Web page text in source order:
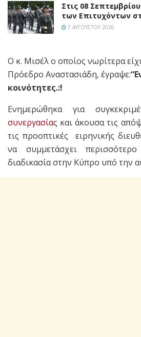
Στις 08
των Επιτυχόντων
7 ΑΥΓΟΎΣΤΟΥ 2026
O κ. Μισέλ ο οποίος νωρίτερα
Πρόεδρο Αναστασιάδη, έγραψε:
κοινότητες.:!
Ενημερώθηκα για
συνεργασίας και άκουσα τις
τις προοπτικές ειρηνικής
να συμμετάσχει
διαδικασία στην Κύπρο υπό την